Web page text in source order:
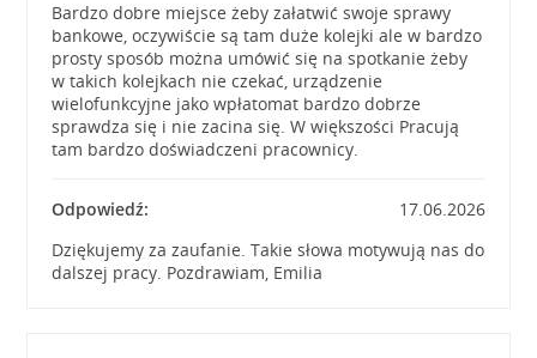
Bardzo dobre miejsce żeby załatwić swoje sprawy
bankowe, oczywiście są tam duże kolejki ale w bardzo
prosty sposób można umówić się na spotkanie żeby
w takich kolejkach nie czekać, urządzenie
wielofunkcyjne jako wpłatomat bardzo dobrze
sprawdza się i nie zacina się. W większości Pracują
tam bardzo doświadczeni pracownicy.
Odpowiedź:
17.06.2026
Dziękujemy za zaufanie. Takie słowa motywują nas do
dalszej pracy. Pozdrawiam, Emilia